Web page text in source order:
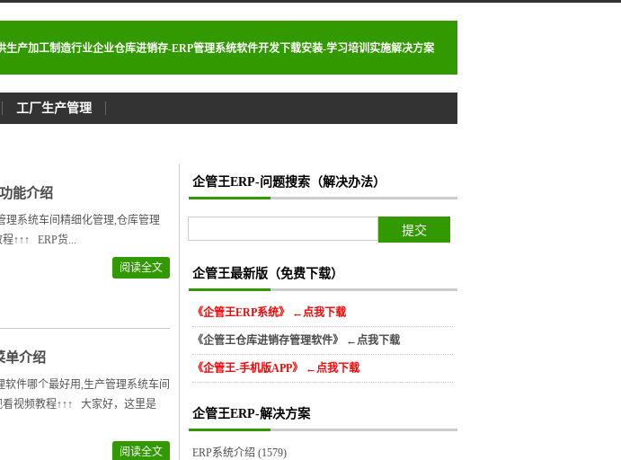
生产加工制造行业企业仓库进销存-ERP管理系统软件开发下载安装-学习培训实施解决方案
工厂生产管理
能介绍
系统车间精细化管理,仓库管理
↑↑↑ ERP货...
阅读全文
单介绍
件哪个最好用,生产管理系统车间
看视频教程↑↑↑ 大家好，这里是
阅读全文
企管王ERP-问题搜索（解决办法）
企管王最新版（免费下载）
《企管王ERP系统》 ←点我下载
《企管王仓库进销存管理软件》 ←点我下载
《企管王-手机版APP》 ←点我下载
企管王ERP-解决方案
ERP系统介绍 (1579)